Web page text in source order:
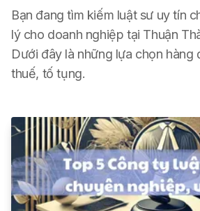
Bạn đang tìm kiếm luật sư uy tín
lý cho doanh nghiệp tại Thuận
Dưới đây là những lựa chọn hàng
thuế, tố tụng.